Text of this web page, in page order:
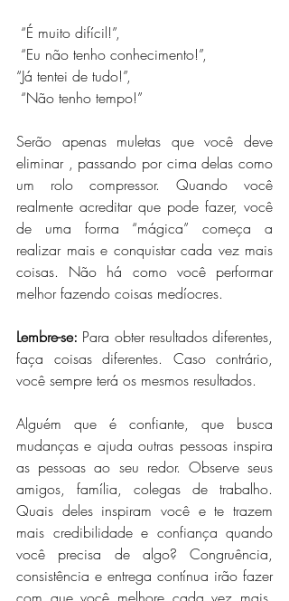
“É muito difícil!”,
“Eu não tenho conhecimento!”,
“Já tentei de tudo!”,
“Não tenho tempo!”
Serão apenas muletas que você deve
eliminar , passando por cima delas como
um rolo compressor. Quando você
realmente acreditar que pode fazer, você
de uma forma “mágica” começa a
realizar mais e conquistar cada vez mais
coisas. Não há como você performar
melhor fazendo coisas medíocres.
Lembre-se: Para obter resultados diferentes,
faça coisas diferentes. Caso contrário,
você sempre terá os mesmos resultados.
Alguém que é confiante, que busca
mudanças e ajuda outras pessoas inspira
as pessoas ao seu redor. Observe seus
amigos, família, colegas de trabalho.
Quais deles inspiram você e te trazem
mais credibilidade e confiança quando
você precisa de algo? Congruência,
consistência e entrega contínua irão fazer